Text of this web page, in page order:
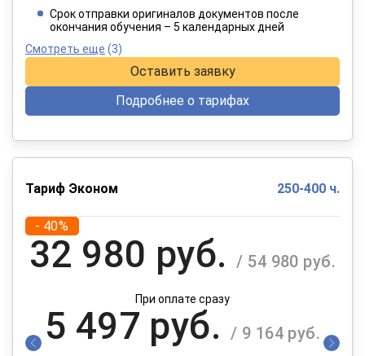
При оплате в рассрочку на 12 месяцев
Срок отправки оригиналов документов после
окончания обучения – 5 календарных дней
Смотреть еще (3)
Оставить заявку
Подробнее о тарифах
Тариф Эконом 250-400 ч.
- 40%
32 980 руб. / 54 980 руб.
При оплате сразу
5 497 руб. / 9 164 руб.